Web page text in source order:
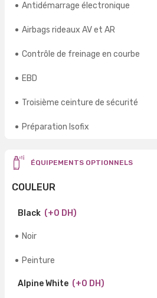
Antidémarrage électronique
Airbags rideaux AV et AR
Contrôle de freinage en courbe
EBD
Troisième ceinture de sécurité
Préparation Isofix
ÉQUIPEMENTS OPTIONNELS
COULEUR
Black (+0 DH)
Noir
Peinture
Alpine White (+0 DH)